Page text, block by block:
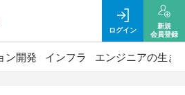
ログイン
新規
会員登録
ン開発 インフラ エンジニアの生き